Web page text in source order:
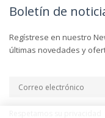
Boletín de
Regístrese en nuestro
últimas novedades y